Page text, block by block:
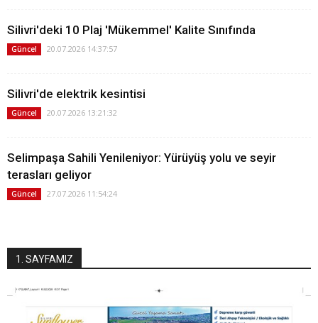
Silivri'deki 10 Plaj 'Mükemmel' Kalite Sınıfında
Güncel 20.07.2026 14:37:57
Silivri'de elektrik kesintisi
Güncel 20.07.2026 13:21:32
Selimpaşa Sahili Yenileniyor: Yürüyüş yolu ve seyir
terasları geliyor
Güncel 27.07.2026 11:54:24
1. SAYFAMIZ